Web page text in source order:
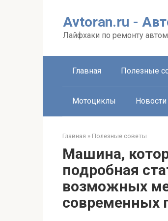
Avtoran.ru -
Лайфхаки по ремонту
Главная Полезные
Мотоциклы Новости
Главная » Полезные советы
Машина,
подробная
возможных
современных